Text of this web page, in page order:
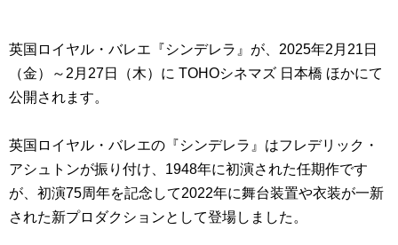
英国ロイヤル・バレエ『シンデレラ』が、2025年2月21日
（金）～2月27日（木）に TOHOシネマズ 日本橋 ほかにて
公開されます。
英国ロイヤル・バレエの『シンデレラ』はフレデリック・
アシュトンが振り付け、1948年に初演された任期作です
が、初演75周年を記念して2022年に舞台装置や衣装が一新
された新プロダクションとして登場しました。